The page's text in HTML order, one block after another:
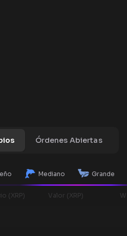
Órdenes Abiertas
Mediano Grande
(XRP) Valor (XRP)